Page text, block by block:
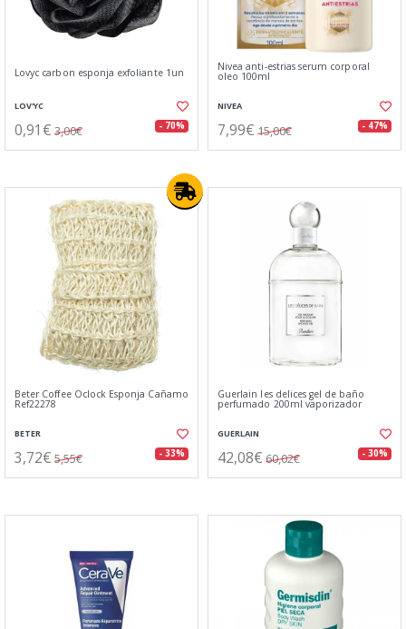
Lovyc carbon esponja exfoliante 1un
LOV'YC
0,91€ 3,00€ - 70%
Nivea anti-estrias serum corporal
oleo 100ml
NIVEA
7,99€ 15,00€ - 47%
Beter Coffee Oclock Esponja Cañamo
Ref22278
BETER
3,72€ 5,55€ - 33%
Guerlain les delices gel de baño
perfumado 200ml vaporizador
GUERLAIN
42,08€ 60,02€ - 30%